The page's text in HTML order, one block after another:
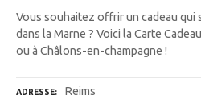
Vous souhaitez offrir un cadeau qui
dans la Marne ? Voici la Carte
ou à Châlons-en-champagne !
ADRESSE Reims